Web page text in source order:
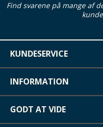
Find svarene på mange af
KUNDESERVICE
INFORMATION
GODT AT VIDE